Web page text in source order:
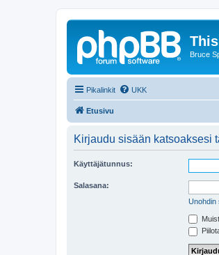
Bruce
Pikalinkit UKK
Etusivu
Kirjaudu sisään katsoaksesi
Käyttäjätunnus:
Salasana:
Unohdin